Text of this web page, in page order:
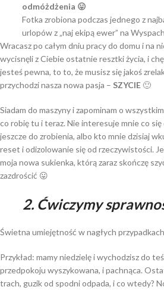
odmóżdżenia 😛
Fotka zrobiona podczas jednego z
urlopów z „naj ekipą ewer” na
Wracasz po całym dniu pracy do domu i na
wycisnęli z Ciebie ostatnie resztki życia, i
jesteś pewna, to to, że musisz się jakoś
przychodzi nasza nowa pasja – SZYCIE 🙂
Siadam do maszyny i zapominam o
co robię tu i teraz. Nie interesuje mnie co się
jeszcze do zrobienia, albo kto mnie dzisiaj
reset i odizolowanie się od rzeczywistości.
moja nowa sukienka, którą zaraz skończę
zazdrościć 😛
2. Ćwiczymy
Świetna umiejętność w nagłych
Przykład: mamy niedzielę i wychodzisz do
przedpokoju wyszykowana, i pachnąca.
trach, guzik od spodni odpada, i co wtedy?